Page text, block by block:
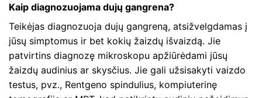
Kaip diagnozuojama dujų gangrena?
Teikėjas diagnozuoja dujų gangreną, atsižvelgdamas į
jūsų simptomus ir bet kokių žaizdų išvaizdą. Jie
patvirtins diagnozę mikroskopu apžiūrėdami jūsų
žaizdų audinius ar skysčius. Jie gali užsisakyti vaizdo
testus, pvz., Rentgeno spindulius, kompiuterinę